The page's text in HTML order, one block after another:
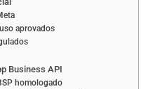
aprovados
Business API
homologado